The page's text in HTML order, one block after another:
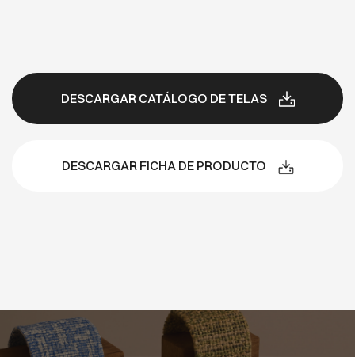
DESCARGAR CATÁLOGO DE TELAS
DESCARGAR FICHA DE PRODUCTO